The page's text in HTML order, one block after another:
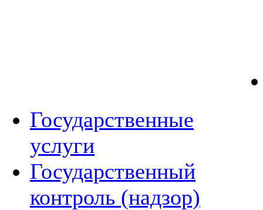
Государственные
услуги
Государственный
контроль (надзор)